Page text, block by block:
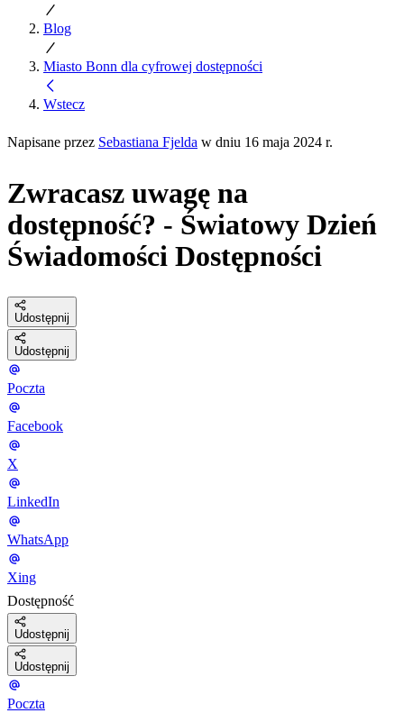
Blog
Miasto Bonn dla cyfrowej dostępności
Wstecz
Napisane przez Sebastiana Fjelda w dniu 16 maja 2024 r.
Zwracasz uwagę na
dostępność? - Światowy Dzień
Świadomości Dostępności
Udostępnij
Udostępnij
Poczta
Facebook
X
LinkedIn
WhatsApp
Xing
Dostępność
Udostępnij
Udostępnij
Poczta